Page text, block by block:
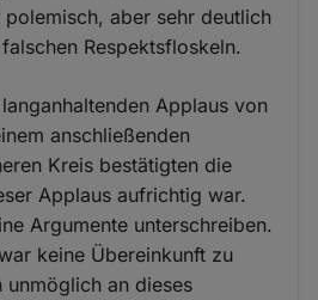
aber sehr deutlich
Respektsfloskeln.
Applaus von
anschließenden
Kreis bestätigten die
Applaus aufrichtig war.
Argumente unterschreiben.
keine Übereinkunft zu
an dieses